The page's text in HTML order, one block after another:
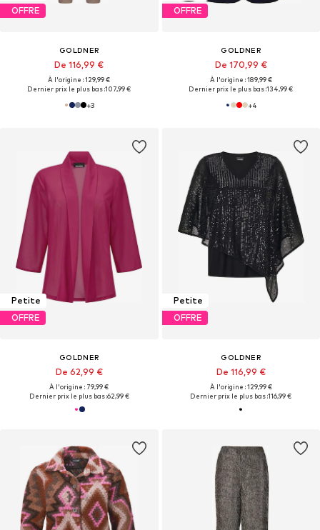
OFFRE
GOLDNER
De 116,99 €
À l'origine : 129,99 €
Dernier prix le plus bas :107,99 €
+3
OFFRE
GOLDNER
De 170,99 €
À l'origine : 189,99 €
Dernier prix le plus bas :134,99 €
+4
Petite
OFFRE
GOLDNER
De 62,99 €
À l'origine : 79,99 €
Dernier prix le plus bas :62,99 €
Petite
OFFRE
GOLDNER
De 116,99 €
À l'origine : 129,99 €
Dernier prix le plus bas :116,99 €